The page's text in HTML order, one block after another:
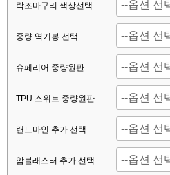
락조마구리 색상선택
중량 역기봉 선택
슈페리어 중량원판
TPU 스위트 중량원판
랜드마인 추가 선택
암블래스터 추가 선택